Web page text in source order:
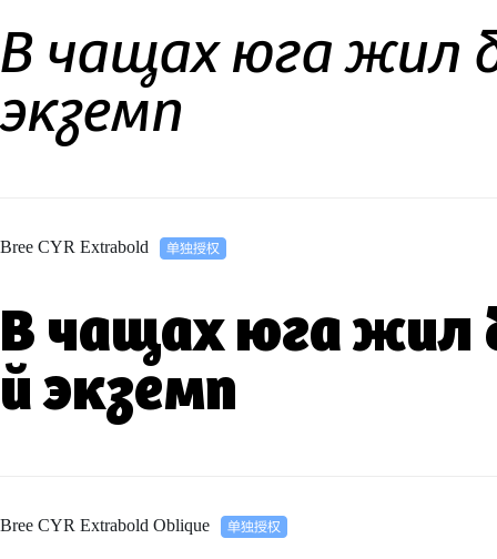
В чащах юга жил
экземп
Bree CYR Extrabold
В чащах юга жил
й экземп
Bree CYR Extrabold Oblique